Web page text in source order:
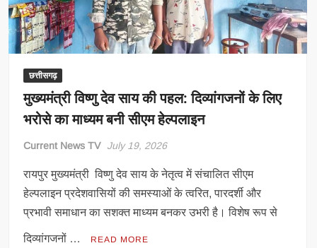
लौटी
खेतों
की
छत्तीसगढ़
मुख्यमंत्री विष्णु देव साय की पहल: दिव्यांगजनों के लिए
भरोसे का माध्यम बनी सीएम हेल्पलाइन
Current News TV July 19, 2026
रायपुर मुख्यमंत्री विष्णु देव साय के नेतृत्व में संचालित सीएम
हेल्पलाइन प्रदेशवासियों की समस्याओं के त्वरित, पारदर्शी और
प्रभावी समाधान का सशक्त माध्यम बनकर उभरी है। विशेष रूप से
दिव्यांगजनों … READ MORE